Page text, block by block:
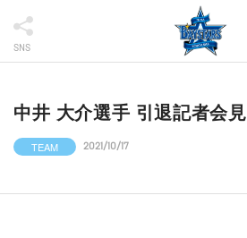
SNS
中井 大介選手 引退記者会見
TEAM 2021/10/17